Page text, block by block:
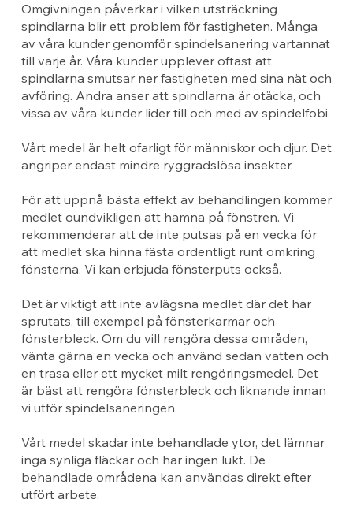
Omgivningen påverkar i vilken utsträckning
spindlarna blir ett problem för fastigheten. Många
av våra kunder genomför spindelsanering vartannat
till varje år. Våra kunder upplever oftast att
spindlarna smutsar ner fastigheten med sina nät och
avföring. Andra anser att spindlarna är otäcka, och
vissa av våra kunder lider till och med av spindelfobi.
Vårt medel är helt ofarligt för människor och djur. Det
angriper endast mindre ryggradslösa insekter.
För att uppnå bästa effekt av behandlingen kommer
medlet oundvikligen att hamna på fönstren. Vi
rekommenderar att de inte putsas på en vecka för
att medlet ska hinna fästa ordentligt runt omkring
fönsterna. Vi kan erbjuda fönsterputs också.
Det är viktigt att inte avlägsna medlet där det har
sprutats, till exempel på fönsterkarmar och
fönsterbleck. Om du vill rengöra dessa områden,
vänta gärna en vecka och använd sedan vatten och
en trasa eller ett mycket milt rengöringsmedel. Det
är bäst att rengöra fönsterbleck och liknande innan
vi utför spindelsaneringen.
Vårt medel skadar inte behandlade ytor, det lämnar
inga synliga fläckar och har ingen lukt. De
behandlade områdena kan användas direkt efter
utfört arbete.